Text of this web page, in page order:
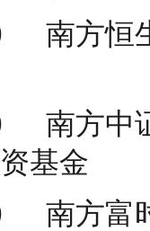
南方
南方
基金
南方